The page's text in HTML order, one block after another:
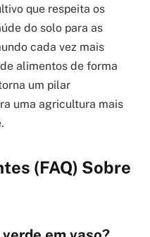
que respeita os
do solo para as
cada vez mais
alimentos de forma
um pilar
uma agricultura mais
(FAQ) Sobre